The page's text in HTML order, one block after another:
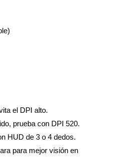
el DPI alto.
prueba con DPI 520.
HUD de 3 o 4 dedos.
para mejor visión en